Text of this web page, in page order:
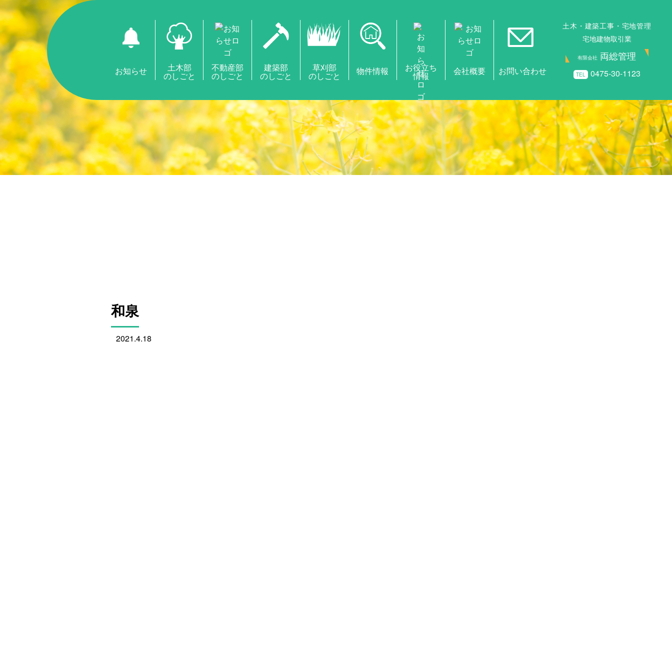
土木・建築工事・宅地管理
宅地建物取引業
有限会社 両総管理
TEL 0475-30-1123
和泉
2021.4.18